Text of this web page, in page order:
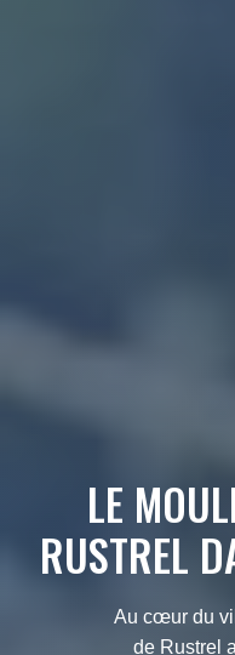
LE
RUSTREL
Au cœur du
de Rustrel